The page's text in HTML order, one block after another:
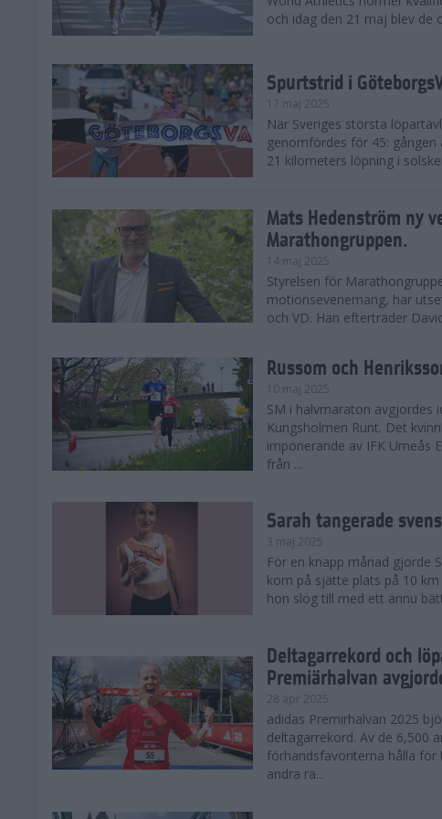
och idag den 21 maj blev de
Spurtstrid i
17 maj 2025
När Sveriges största
genomfördes för 45:
21 kilometers löpning i
Mats Hedenström ny
Marathongruppen.
14 maj 2025
Styrelsen för
motionsevenemang, har
och VD. Han efterträder
Russom och
10 maj 2025
SM i halvmaraton avgjordes
Kungsholmen Runt. Det
imponerande av IFK Umeås
från ...
Sarah tangerade
3 maj 2025
För en knapp månad gjorde
kom på sjätte plats på 10
hon slog till med ett ännu
Deltagarrekord och
Premiärhalvan
28 apr 2025
adidas Premirhalvan 2025
deltagarrekord. Av de 6,500
förhandsfavoriterna hålla för
andra ra...